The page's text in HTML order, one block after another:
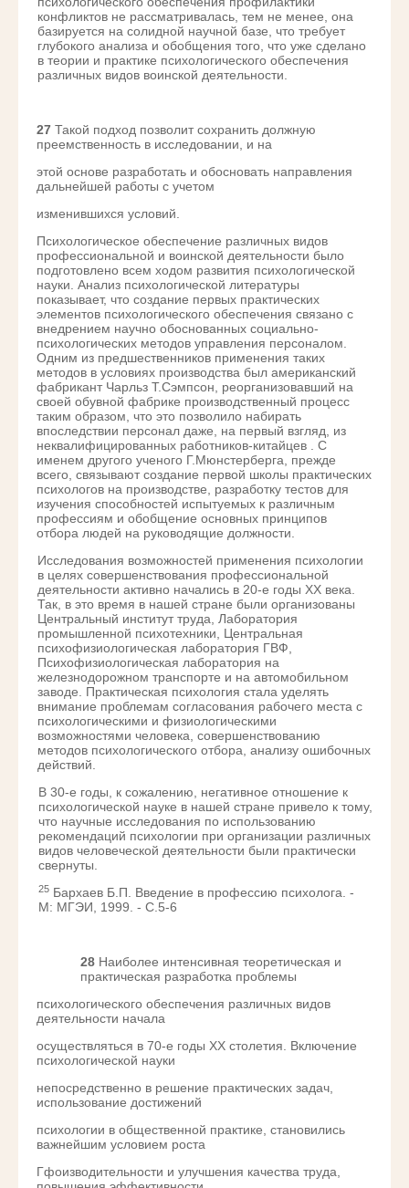
конфликтов не рассматривалась, тем не менее, она
базируется на солидной научной базе, что требует
глубокого анализа и обобщения того, что уже сделано
в теории и практике психологического обеспечения
различных видов воинской деятельности.
27 Такой подход позволит сохранить должную
преемственность в исследовании, и на
этой основе разработать и обосновать направления
дальнейшей работы с учетом
изменившихся условий.
Психологическое обеспечение различных видов
профессиональной и воинской деятельности было
подготовлено всем ходом развития психологической
науки. Анализ психологической литературы
показывает, что создание первых практических
элементов психологического обеспечения связано с
внедрением научно обоснованных социально-
психологических методов управления персоналом.
Одним из предшественников применения таких
методов в условиях производства был американский
фабрикант Чарльз Т.Сэмпсон, реорганизовавший на
своей обувной фабрике производственный процесс
таким образом, что это позволило набирать
впоследствии персонал даже, на первый взгляд, из
неквалифицированных работников-китайцев . С
именем другого ученого Г.Мюнстерберга, прежде
всего, связывают создание первой школы практических
психологов на производстве, разработку тестов для
изучения способностей испытуемых к различным
профессиям и обобщение основных принципов
отбора людей на руководящие должности.
Исследования возможностей применения психологии
в целях совершенствования профессиональной
деятельности активно начались в 20-е годы XX века.
Так, в это время в нашей стране были организованы
Центральный институт труда, Лаборатория
промышленной психотехники, Центральная
психофизиологическая лаборатория ГВФ,
Психофизиологическая лаборатория на
железнодорожном транспорте и на автомобильном
заводе. Практическая психология стала уделять
внимание проблемам согласования рабочего места с
психологическими и физиологическими
возможностями человека, совершенствованию
методов психологического отбора, анализу ошибочных
действий.
В 30-е годы, к сожалению, негативное отношение к
психологической науке в нашей стране привело к тому,
что научные исследования по использованию
рекомендаций психологии при организации различных
видов человеческой деятельности были практически
свернуты.
25 Бархаев Б.П. Введение в профессию психолога. -
М: МГЭИ, 1999. - С.5-6
28 Наиболее интенсивная теоретическая и
практическая разработка проблемы
психологического обеспечения различных видов
деятельности начала
осуществляться в 70-е годы XX столетия. Включение
психологической науки
непосредственно в решение практических задач,
использование достижений
психологии в общественной практике, становились
важнейшим условием роста
Гфоизводительности и улучшения качества труда,